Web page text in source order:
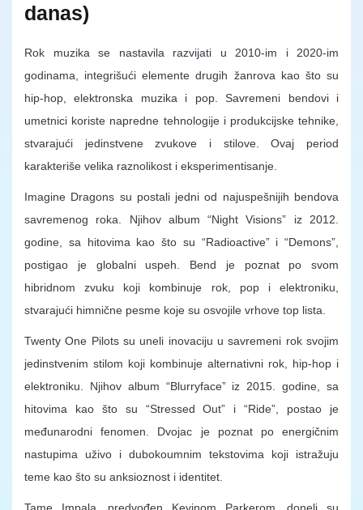
danas)
Rok muzika se nastavila razvijati u 2010-im i 2020-im
godinama, integrišući elemente drugih žanrova kao što su
hip-hop, elektronska muzika i pop. Savremeni bendovi i
umetnici koriste napredne tehnologije i produkcijske tehnike,
stvarajući jedinstvene zvukove i stilove. Ovaj period
karakteriše velika raznolikost i eksperimentisanje.
Imagine Dragons su postali jedni od najuspešnijih bendova
savremenog roka. Njihov album “Night Visions” iz 2012.
godine, sa hitovima kao što su “Radioactive” i “Demons”,
postigao je globalni uspeh. Bend je poznat po svom
hibridnom zvuku koji kombinuje rok, pop i elektroniku,
stvarajući himnične pesme koje su osvojile vrhove top lista.
Twenty One Pilots su uneli inovaciju u savremeni rok svojim
jedinstvenim stilom koji kombinuje alternativni rok, hip-hop i
elektroniku. Njihov album “Blurryface” iz 2015. godine, sa
hitovima kao što su “Stressed Out” i “Ride”, postao je
međunarodni fenomen. Dvojac je poznat po energičnim
nastupima uživo i dubokoumnim tekstovima koji istražuju
teme kao što su anksioznost i identitet.
Tame Impala, predvođen Kevinom Parkerom, doneli su